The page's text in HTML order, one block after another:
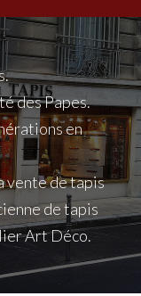
des Papes.
en
vente de tapis
de tapis
Art Déco.